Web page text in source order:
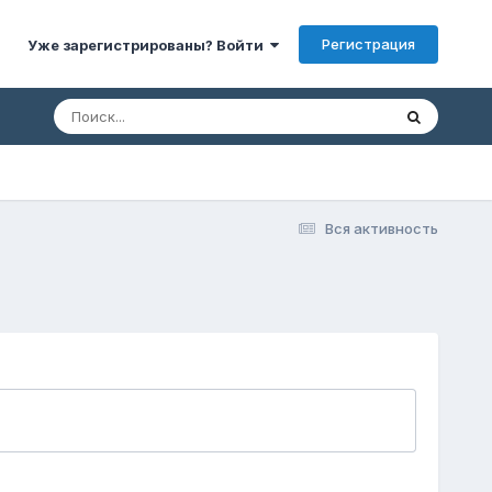
Уже зарегистрированы? Войти Регистрация
Вся активность